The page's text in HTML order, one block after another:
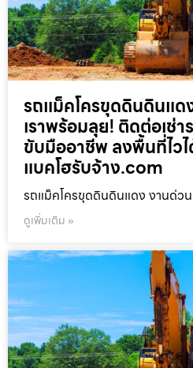
รถแม็คโครขุดดินดินแด
เราพร้อมลุย! ติดต่อเช่
ขับมืออาชีพ ลงพื้นที่ไว
แบคโฮรับจ้าง.com
รถแม็คโครขุดดินดินแดง งานด่วน
ดูเพิ่มเติม »